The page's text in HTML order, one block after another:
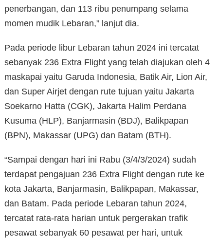
penerbangan, dan 113 ribu penumpang selama
momen mudik Lebaran,” lanjut dia.
Pada periode libur Lebaran tahun 2024 ini tercatat
sebanyak 236 Extra Flight yang telah diajukan oleh 4
maskapai yaitu Garuda Indonesia, Batik Air, Lion Air,
dan Super Airjet dengan rute tujuan yaitu Jakarta
Soekarno Hatta (CGK), Jakarta Halim Perdana
Kusuma (HLP), Banjarmasin (BDJ), Balikpapan
(BPN), Makassar (UPG) dan Batam (BTH).
“Sampai dengan hari ini Rabu (3/4/3/2024) sudah
terdapat pengajuan 236 Extra Flight dengan rute ke
kota Jakarta, Banjarmasin, Balikpapan, Makassar,
dan Batam. Pada periode Lebaran tahun 2024,
tercatat rata-rata harian untuk pergerakan trafik
pesawat sebanyak 60 pesawat per hari, untuk